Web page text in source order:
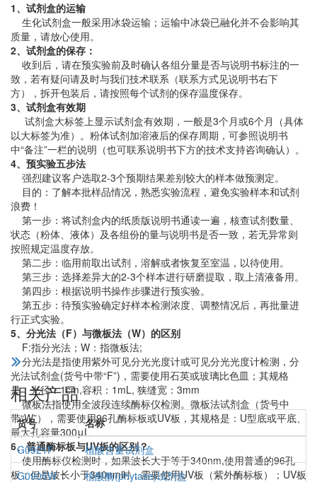
1、试剂盒的运输
生化试剂盒一般采用冰袋运输；运输中冰袋已融化并不会影响其
质量，请放心使用。
2、试剂盒的保存：
收到后，请在预实验前及时确认各组分量是否与说明书标注的一
致，若有疑问请及时与我们技术联系（联系方式见说明书右下
方），拆开包装后，请按照每个试剂的保存温度保存。
3、试剂盒有效期
试剂盒大标签上显示试剂盒有效期，一般是3个月或6个月（具体
以大标签为准）。粉体试剂加溶液后的保存周期，可参照说明书
中“备注”一栏的说明（也可联系说明书下方的技术支持咨询确认）。
4、预实验五步法
强烈建议客户选取2-3个预期结果差别较大的样本做预测定。
目的：了解本批样品情况，熟悉实验流程，避免实验样本和试剂
浪费！
第一步：将试剂盒内的纸质版说明书通读一遍，核查试剂数量、
状态（粉体、液体）及各组份的量与说明书是否一致，若无异常则
按照规定温度存放。
第二步：临用前取出试剂，溶解或者恢复至室温，以待使用。
第三步：选择差异大的2-3个样本进行研磨提取，取上清液备用。
第四步：根据说明书操作步骤进行预实验。
第五步：待预实验确定好样本检测浓度、调整情况后，再批量进
行正式实验。
5、分光法（F）与微板法（W）的区别
F:指分光法；W：指微板法;
分光法是指使用紫外可见分光光度计或可见分光光度计检测，分
光法试剂盒(货号中带“F”)，需要使用石英或玻璃比色皿；其规格
是：光径：1cm,容积：1mL, 狭缝宽：3mm
微板法指使用全波段连续酶标仪检测。微板法试剂盒（货号中
带“W”），需要使用96孔酶标板或UV板，其规格是：U型底或平底、
最大孔容量300μL
6、普通酶标板与UV板的区别？
使用酶标仪检测时，如果波长大于等于340nm,使用普通的96孔
板；但是波长小于340nm时，需要使用UV板（紫外酶标板）；UV板
相关产品
货号 名称
G0921F
植酸含量试剂盒
G0905W
植酸酶(phytase)试剂盒